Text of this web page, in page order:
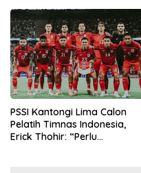
PSSI Kantongi Lima Calon
Pelatih Timnas Indonesia,
Erick Thohir: “Perlu